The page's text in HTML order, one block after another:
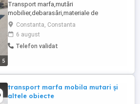
5
Transport marfa,mutări
mobilier,debarasări,materiale de
construcții cu utilitara prelata 3.5 t
dimensiuni 4,3ml 2,2ml 2,2ml constanta-
oriunde în țară. Ofer și aștept seriozitate.
Factură la cerere.
Constanta, Constanta
6 august
Telefon validat
transport marfa mobila mutari și
altele obiecte